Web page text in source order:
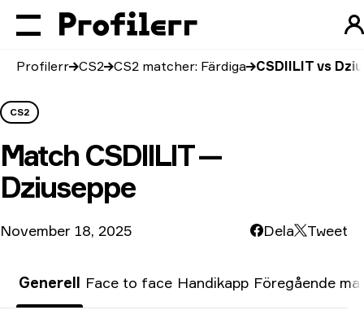
Profilerr CS2 CS2 matcher: Färdiga CSDIILIT vs
CS2
Match CSDIILIT —
Dziuseppe
November 18, 2025 Dela Tweet
Generell Face to face Handikapp Föregående